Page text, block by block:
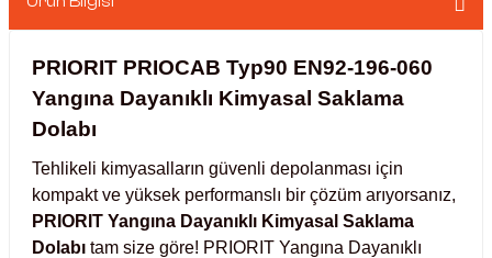
(Orbital Shaker)
(Lineer Shaker)
Hunileri
PRIORIT PRIOCAB Typ90 EN92-196-060
Yangına Dayanıklı Kimyasal Saklama
Dolabı
Tehlikeli kimyasalların güvenli depolanması için
kompakt ve yüksek performanslı bir çözüm arıyorsanız,
PRIORIT Yangına Dayanıklı Kimyasal Saklama
Dolabı tam size göre! PRIORIT Yangına Dayanıklı